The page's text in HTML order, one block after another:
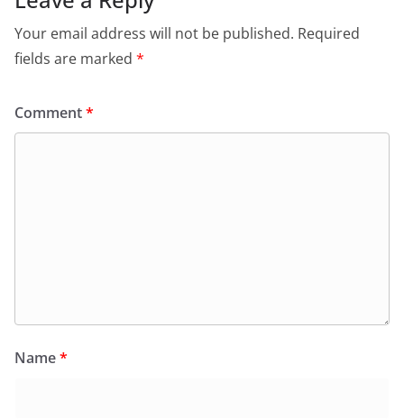
Your email address will not be published. Required
fields are marked *
Comment*
Name*